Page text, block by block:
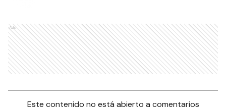
Ads
Este contenido no está abierto a comentarios